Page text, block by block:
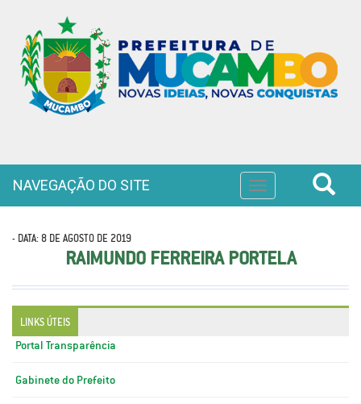
Toggle
navigation
NAVEGAÇÃO DO SITE
- DATA: 8 DE AGOSTO DE 2019
RAIMUNDO FERREIRA PORTELA
LINKS ÚTEIS
Portal Transparência
Gabinete do Prefeito